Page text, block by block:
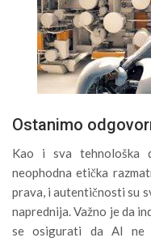
Ostanimo
Kao i sva tehnološka
neophodna etička
prava, i autentičnosti su
naprednija. Važno je da
se osigurati da AI ne